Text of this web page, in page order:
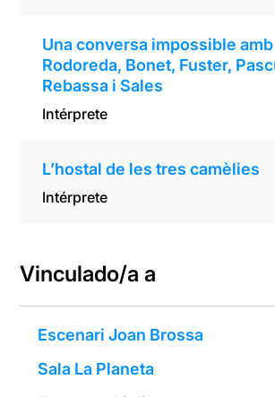
Una conversa impossible amb
Rodoreda, Bonet, Fuster,
Rebassa i Sales
Intérprete
L’hostal de les tres camèlies
Intérprete
Vinculado/a a
Escenari Joan Brossa
Sala La Planeta